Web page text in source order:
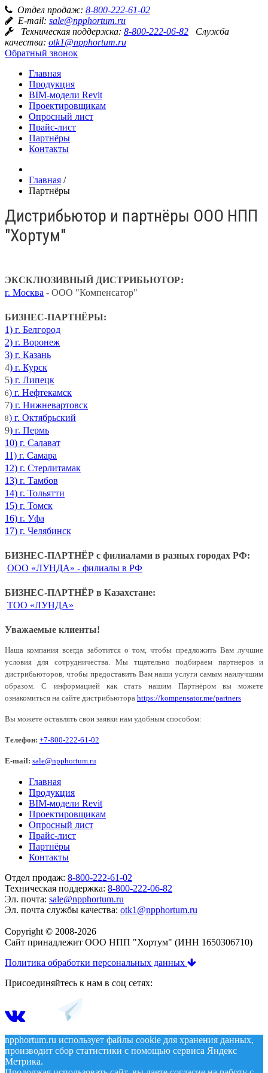
Отдел продаж: 8-800-222-61-02
E-mail: sale@npphortum.ru
Техническая поддержка: 8-800-222-06-82 Служба
качества: otk1@npphortum.ru
Обратный звонок
Главная
Продукция
BIM-модели Revit
Проектировщикам
Опросный лист
Прайс-лист
Партнёры
Контакты
Главная /
Партнёры
Дистрибьютор и партнёры ООО НПП
"Хортум"
ЭКСКЛЮЗИВНЫЙ ДИСТРИБЬЮТОР:
г. Москва - ООО "Компенсатор"
БИЗНЕС-ПАРТНЁРЫ:
1) г. Белгород
2) г. Воронеж
3) г. Казань
4) г. Курск
5) г. Липецк
6) г. Нефтекамск
7) г. Нижневартовск
8) г. Октябрьский
9) г. Пермь
10) г. Салават
11) г. Самара
12) г. Стерлитамак
13) г. Тамбов
14) г. Тольятти
15) г. Томск
16) г. Уфа
17) г. Челябинск
БИЗНЕС-ПАРТНЁР с филиалами в разных городах РФ:
ООО «ЛУНДА» - филиалы в РФ
БИЗНЕС-ПАРТНЁР в Казахстане:
ТОО «ЛУНДА»
Уважаемые клиенты!
Наша компания всегда заботится о том, чтобы предложить Вам лучшие
условия для сотрудничества. Мы тщательно подбираем партнеров и
дистрибьюторов, чтобы предоставить Вам наши услуги самым наилучшим
образом. С информацией как стать нашим Партнёром вы можете
ознакомиться на сайте дистрибьютора https://kompensator.me/partners
Вы можете оставлять свои заявки нам удобным способом:
Телефон: +7-800-222-61-02
E-mail: sale@npphortum.ru
Главная
Продукция
BIM-модели Revit
Проектировщикам
Опросный лист
Прайс-лист
Партнёры
Контакты
Отдел продаж: 8-800-222-61-02
Техническая поддержка: 8-800-222-06-82
Эл. почта: sale@npphortum.ru
Эл. почта службы качества: otk1@npphortum.ru
Copyright © 2008-2026
Cайт принадлежит ООО НПП "Хортум" (ИНН 1650306710)
Политика обработки персональных данных
Присоединяйтесь к нам в соц сетях:
npphortum.ru использует файлы cookie для хранения данных,
производит сбор статистики с помощью сервиса Яндекс
Метрика.